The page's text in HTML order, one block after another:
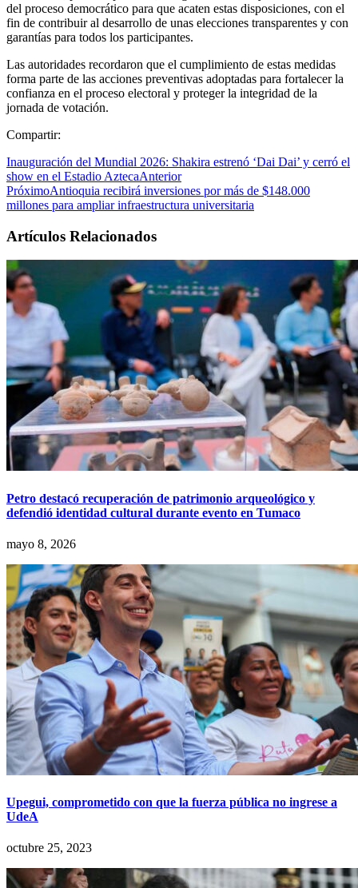
del proceso democrático para que acaten estas disposiciones, con el
fin de contribuir al desarrollo de unas elecciones transparentes y con
garantías para todos los participantes.
Las autoridades recordaron que el cumplimiento de estas medidas
forma parte de las acciones preventivas adoptadas para fortalecer la
confianza en el proceso electoral y proteger la integridad de la
jornada de votación.
Compartir:
Inauguración del Mundial 2026: Shakira estrenó ‘Dai Dai’ y cerró el
show en el Estadio AztecaAnterior
PróximoAntioquia recibirá inversiones por más de $148.000
millones para ampliar infraestructura universitaria
Artículos Relacionados
Petro destacó recuperación de patrimonio arqueológico y
defendió identidad cultural durante evento en Tumaco
mayo 8, 2026
Upegui, comprometido con que la fuerza pública no ingrese a
UdeA
octubre 25, 2023